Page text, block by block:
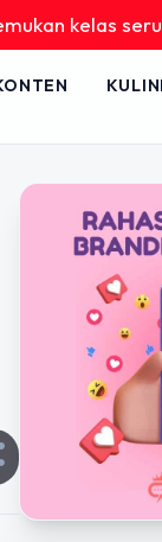
seru dan